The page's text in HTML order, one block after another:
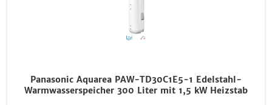
Panasonic Aquarea PAW-TD30C1E5-1 Edelstahl-
Warmwasserspeicher 300 Liter mit 1,5 kW Heizstab